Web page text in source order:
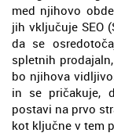
med njihovo
jih vključuje SEO
da se
spletnih
bo njihova
in se pričakuje,
postavi na prvo
kot ključne v tem